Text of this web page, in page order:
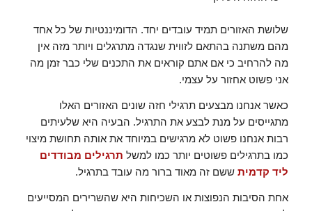
שלושת האזורים תמיד עובדים יחד. הדומיננטיות של כל אחד
מהם משתנה בהתאם לזווית שנגדה מתרגלים ויותר מזה אין
מה להרחיב כי אם אתם קוראים את התכנים שלי כבר זמן מה
אני פשוט אחזור על עצמי.
כאשר אנחנו מבצעים תרגילי חזה שונים האזורים האלו
מתגייסים על מנת לבצע את התרגיל. הבעיה היא שלעיתים
רבות אנחנו פשוט לא מרגישים במיוחד את אותה תחושת מיצוי
כמו בתרגילים פשוטים יותר כמו למשל תרגילים מבודדים
ליד קדמיתששם זה מאוד ברור מה עובד בתרגיל.
אחת הסיבות הנפוצות או השכיחות היא שהשרירים המסייעים